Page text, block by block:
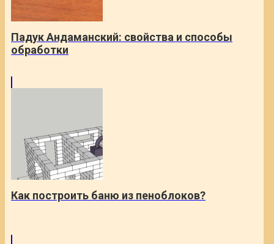
Падук Андаманский: свойства и способы
обработки
Как построить баню из пеноблоков?